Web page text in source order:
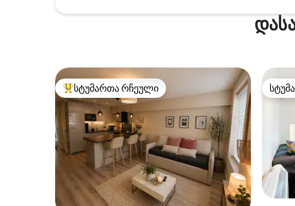
სტუმართა რჩეული მოწინავე ვარიანტი
სტუმართა რჩეული